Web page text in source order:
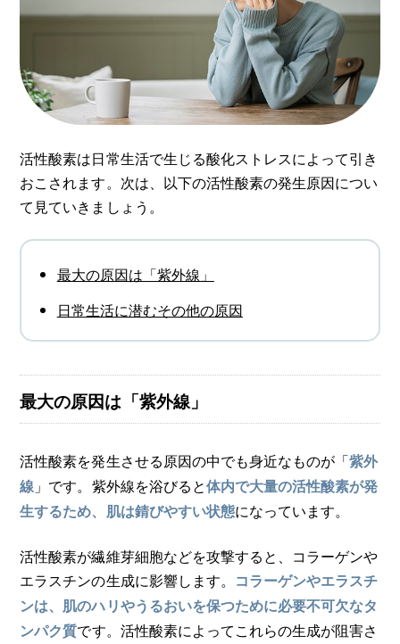
活性酸素は日常生活で生じる酸化ストレスによって引き
おこされます。次は、以下の活性酸素の発生原因につい
て見ていきましょう。
最大の原因は「紫外線」
日常生活に潜むその他の原因
最大の原因は「紫外線」
活性酸素を発生させる原因の中でも身近なものが「紫外
線 」です。紫外線を浴びると体内で大量の活性酸素が発
生するため、肌は錆びやすい状態になっています。
活性酸素が繊維芽細胞などを攻撃すると、コラーゲンや
エラスチンの生成に影響します。 コラーゲンやエラスチ
ンは、肌のハリやうるおいを保つために必要不可欠なタ
ンパク質です。活性酸素によってこれらの生成が阻害さ